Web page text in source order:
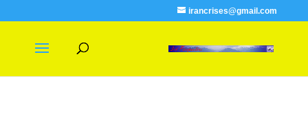
irancrises@gmail.com